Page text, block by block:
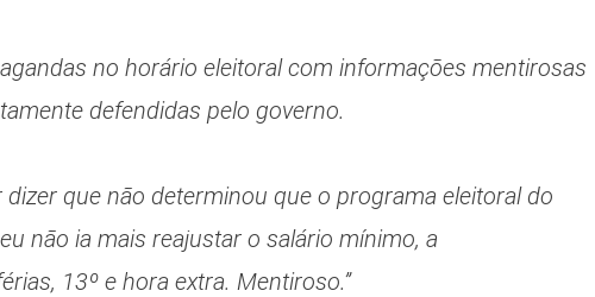
no horário eleitoral com informações mentirosas
defendidas pelo governo.
dizer que não determinou que o programa eleitoral do
não ia mais reajustar o salário mínimo, a
13º e hora extra. Mentiroso.”